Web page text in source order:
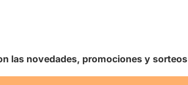
las novedades, promociones y sorteos